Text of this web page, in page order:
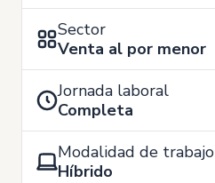
Sector
Venta al por menor
Jornada laboral
Completa
Modalidad de trabajo
Híbrido